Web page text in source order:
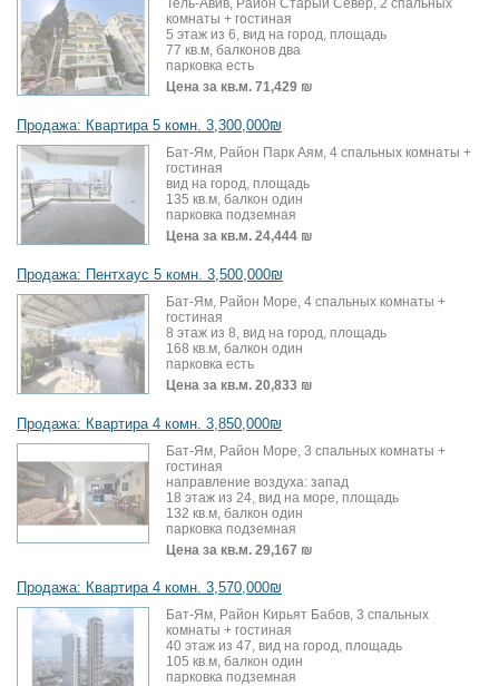
Тель-Авив, Район Старый Север, 2 спальных
комнаты + гостиная
5 этаж из 6, вид на город, площадь
77 кв.м, балконов два
парковка есть
Цена за кв.м. 71,429 ₪
Продажа: Квартира 5 комн. 3,300,000₪
Бат-Ям, Район Парк Аям, 4 спальных комнаты +
гостиная
вид на город, площадь
135 кв.м, балкон один
парковка подземная
Цена за кв.м. 24,444 ₪
Продажа: Пентхаус 5 комн. 3,500,000₪
Бат-Ям, Район Море, 4 спальных комнаты +
гостиная
8 этаж из 8, вид на город, площадь
168 кв.м, балкон один
парковка есть
Цена за кв.м. 20,833 ₪
Продажа: Квартира 4 комн. 3,850,000₪
Бат-Ям, Район Море, 3 спальных комнаты +
гостиная
направление воздуха: запад
18 этаж из 24, вид на море, площадь
132 кв.м, балкон один
парковка подземная
Цена за кв.м. 29,167 ₪
Продажа: Квартира 4 комн. 3,570,000₪
Бат-Ям, Район Кирьят Бабов, 3 спальных
комнаты + гостиная
40 этаж из 47, вид на город, площадь
105 кв.м, балкон один
парковка подземная